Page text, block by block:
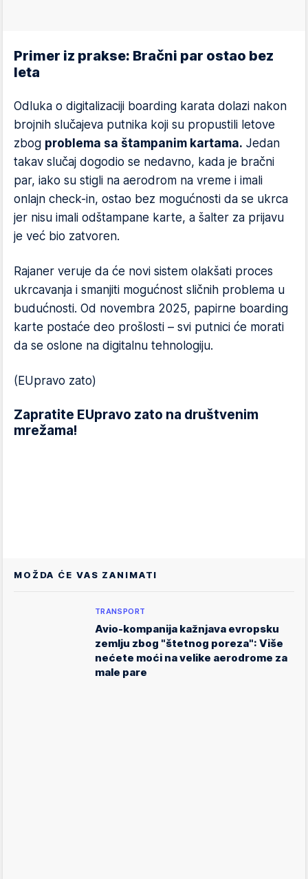
Primer iz prakse: Bračni par ostao bez
leta
Odluka o digitalizaciji boarding karata dolazi nakon
brojnih slučajeva putnika koji su propustili letove
zbog problema sa štampanim kartama. Jedan
takav slučaj dogodio se nedavno, kada je bračni
par, iako su stigli na aerodrom na vreme i imali
onlajn check-in, ostao bez mogućnosti da se ukrca
jer nisu imali odštampane karte, a šalter za prijavu
je već bio zatvoren.
Rajaner veruje da će novi sistem olakšati proces
ukrcavanja i smanjiti mogućnost sličnih problema u
budućnosti. Od novembra 2025, papirne boarding
karte postaće deo prošlosti – svi putnici će morati
da se oslone na digitalnu tehnologiju.
(EUpravo zato)
Zapratite EUpravo zato na društvenim
mrežama!
MOŽDA ĆE VAS ZANIMATI
TRANSPORT
Avio-kompanija kažnjava evropsku
zemlju zbog "štetnog poreza": Više
nećete moći na velike aerodrome za
male pare